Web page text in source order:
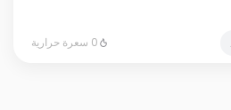
0 سعرة حرارية